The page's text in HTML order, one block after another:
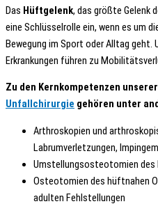
Das Hüftgelenk, das größte Gelenk
eine Schlüsselrolle ein, wenn es um
Bewegung im Sport oder Alltag geht.
Erkrankungen führen zu
Zu den Kernkompetenzen unserer
Unfallchirurgie gehören unter
Arthroskopien und
Labrumverletzungen,
Umstellungsosteotomien des
Osteotomien des hüftnahen
adulten Fehlstellungen